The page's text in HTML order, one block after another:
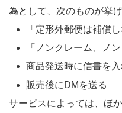
為として、次のものが挙げ
「定形外郵便は補償
「ノンクレーム、ノ
商品発送時に信書を入
販売後にDMを送る
サービスによっては、ほ